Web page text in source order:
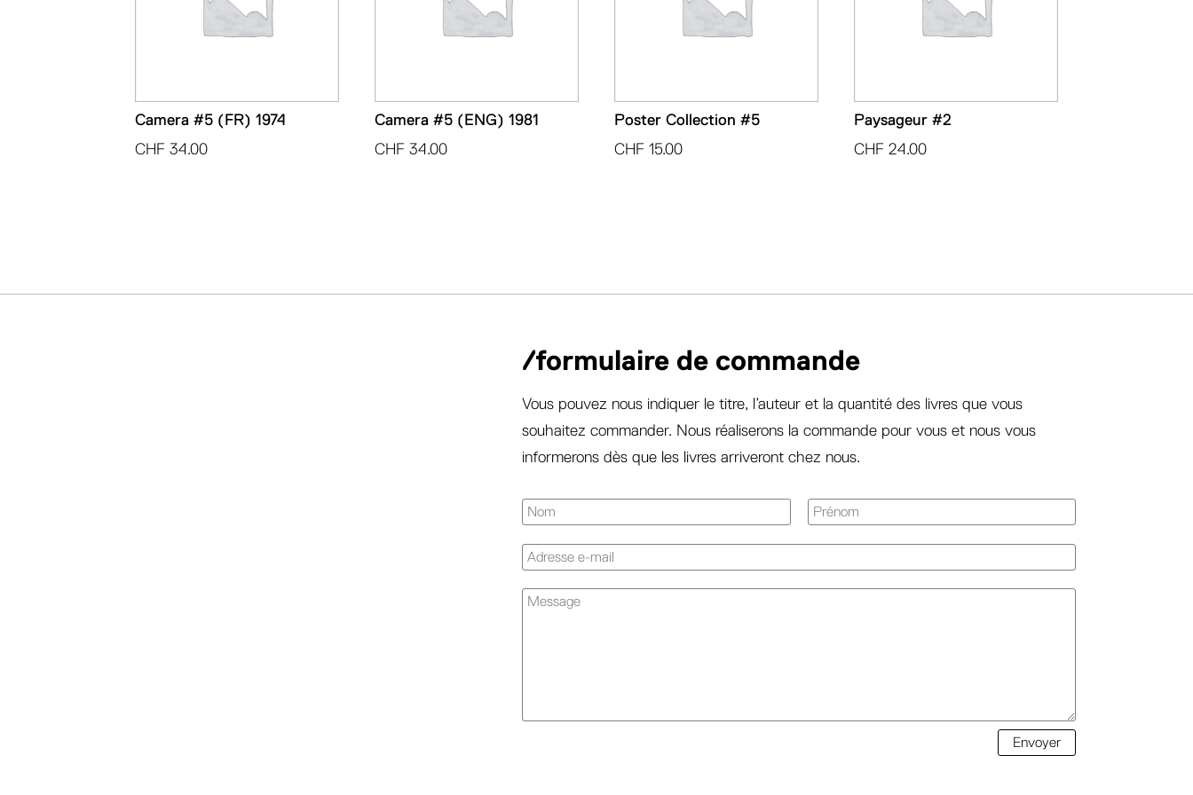
Camera #5 (FR) 1974
CHF 34.00
Camera #5 (ENG) 1981
CHF 34.00
Poster Collection #5
CHF 15.00
Paysageur #2
CHF 24.00
/formulaire de commande
Vous pouvez nous indiquer le titre, l’auteur et la quantité des livres que vous
souhaitez commander. Nous réaliserons la commande pour vous et nous vous
informerons dès que les livres arriveront chez nous.
Envoyer